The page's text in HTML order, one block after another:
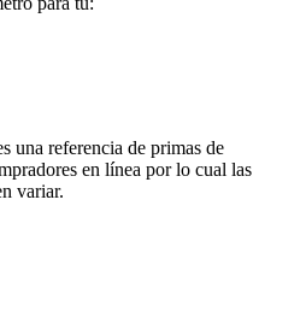
una referencia de primas de
en línea por lo cual las
variar.